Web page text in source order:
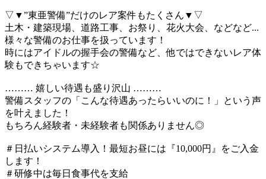
▽▼”東亜警備”だけのレア案件もたくさん▼▽
土木・建築現場、道路工事、お祭り、花火大会、などなど...
様々な警備のお仕事を扱っています！
時にはアイドルの握手会の警備など、他ではできないレア体
験もできちゃいます☆
……… 嬉しい待遇も盛り沢山 ………
警備スタッフの「こんな待遇あったらいいのに！」という声
を叶えました！
もちろん経験者・未経験者も関係ありません◎
＃日払いシステム導入！最短お昼には『10,000円』をご入金
します！
＃研修中は毎日食事代を支給